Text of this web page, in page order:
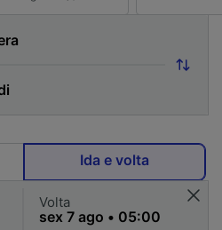
Ida e volta
Volta